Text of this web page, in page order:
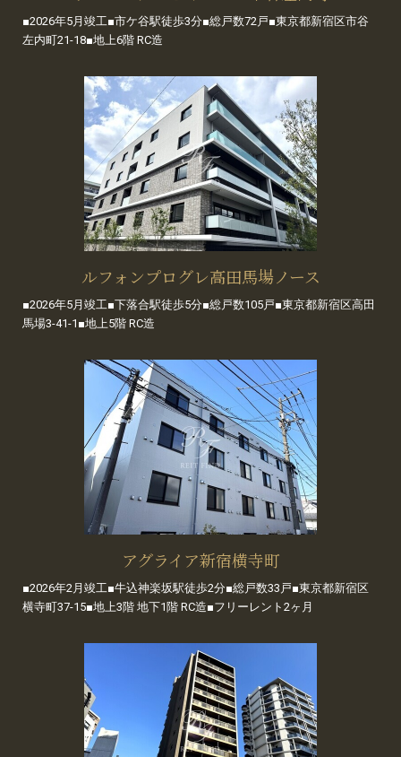
■2026年5月竣工■市ケ谷駅徒歩3分■総戸数72戸■東京都新宿区市谷
左内町21-18■地上6階 RC造
ルフォンプログレ高田馬場ノース
■2026年5月竣工■下落合駅徒歩5分■総戸数105戸■東京都新宿区高田
馬場3-41-1■地上5階 RC造
アグライア新宿横寺町
■2026年2月竣工■牛込神楽坂駅徒歩2分■総戸数33戸■東京都新宿区
横寺町37-15■地上3階 地下1階 RC造■フリーレント2ヶ月